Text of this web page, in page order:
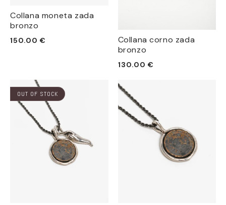
Collana moneta zada
bronzo
Prezzo
150.00 €
Collana corno zada
bronzo
Prezzo
listino
130.00 €
OUT OF STOCK